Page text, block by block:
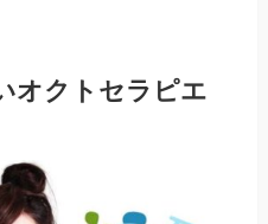
オクトセラピエ